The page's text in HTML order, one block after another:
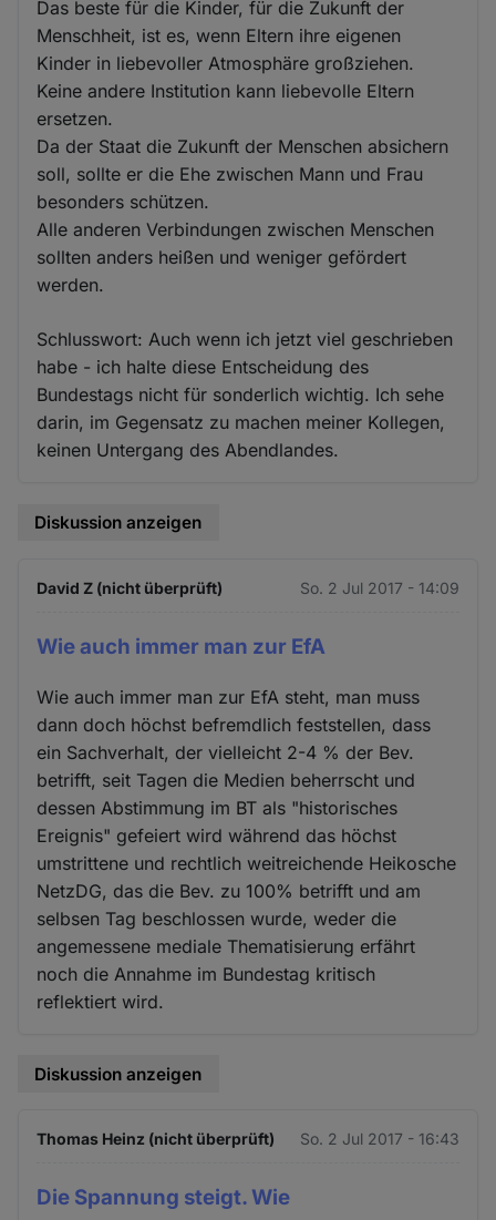
Das beste für die Kinder, für die Zukunft der
Menschheit, ist es, wenn Eltern ihre eigenen
Kinder in liebevoller Atmosphäre großziehen.
Keine andere Institution kann liebevolle Eltern
ersetzen.
Da der Staat die Zukunft der Menschen absichern
soll, sollte er die Ehe zwischen Mann und Frau
besonders schützen.
Alle anderen Verbindungen zwischen Menschen
sollten anders heißen und weniger gefördert
werden.
Schlusswort: Auch wenn ich jetzt viel geschrieben
habe - ich halte diese Entscheidung des
Bundestags nicht für sonderlich wichtig. Ich sehe
darin, im Gegensatz zu machen meiner Kollegen,
keinen Untergang des Abendlandes.
Diskussion anzeigen
David Z (nicht überprüft) So. 2 Jul 2017 - 14:09
Wie auch immer man zur EfA
Wie auch immer man zur EfA steht, man muss
dann doch höchst befremdlich feststellen, dass
ein Sachverhalt, der vielleicht 2-4 % der Bev.
betrifft, seit Tagen die Medien beherrscht und
dessen Abstimmung im BT als "historisches
Ereignis" gefeiert wird während das höchst
umstrittene und rechtlich weitreichende Heikosche
NetzDG, das die Bev. zu 100% betrifft und am
selbsen Tag beschlossen wurde, weder die
angemessene mediale Thematisierung erfährt
noch die Annahme im Bundestag kritisch
reflektiert wird.
Diskussion anzeigen
Thomas Heinz (nicht überprüft) So. 2 Jul 2017 - 16:43
Die Spannung steigt. Wie